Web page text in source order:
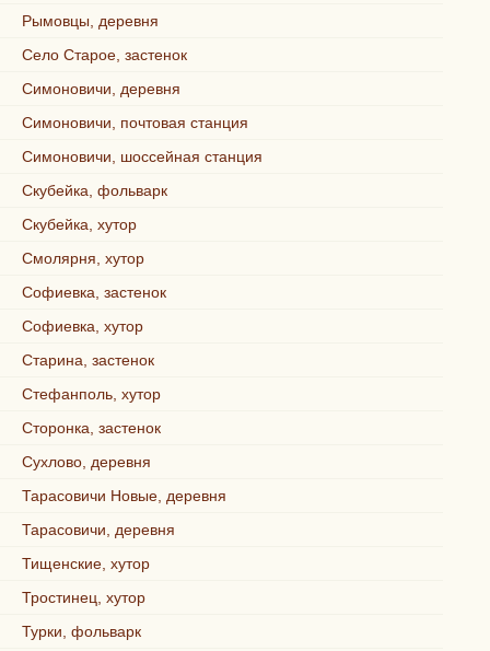
Рымовцы, деревня
Село Старое, застенок
Симоновичи, деревня
Симоновичи, почтовая станция
Симоновичи, шоссейная станция
Скубейка, фольварк
Скубейка, хутор
Смолярня, хутор
Софиевка, застенок
Софиевка, хутор
Старина, застенок
Стефанполь, хутор
Сторонка, застенок
Сухлово, деревня
Тарасовичи Новые, деревня
Тарасовичи, деревня
Тищенские, хутор
Тростинец, хутор
Турки, фольварк